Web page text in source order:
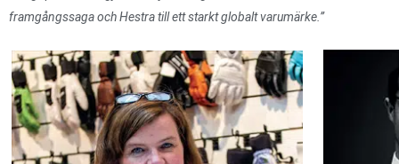
framgångssaga och Hestra till ett starkt globalt varumärke.”